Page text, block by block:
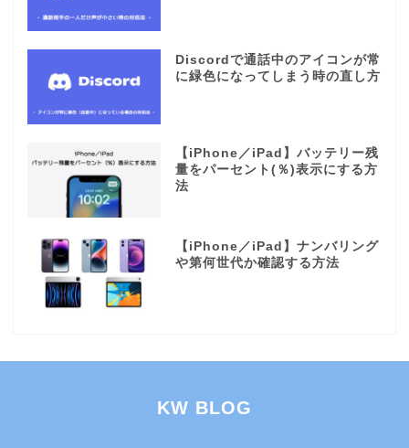
Discordで通話中のアイコンが常
に緑色になってしまう時の直し方
【iPhone／iPad】バッテリー残
量をパーセント(％)表示にする方
法
【iPhone／iPad】ナンバリング
や第何世代か確認する方法
KW BLOG